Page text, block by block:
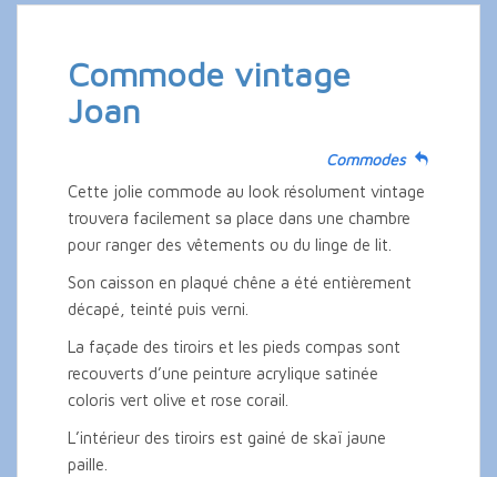
Commode vintage
Joan
Commodes
Cette jolie commode au look résolument vintage
trouvera facilement sa place dans une chambre
pour ranger des vêtements ou du linge de lit.
Son caisson en plaqué chêne a été entièrement
décapé, teinté puis verni.
La façade des tiroirs et les pieds compas sont
recouverts d’une peinture acrylique satinée
coloris vert olive et rose corail.
L’intérieur des tiroirs est gainé de skaï jaune
paille.